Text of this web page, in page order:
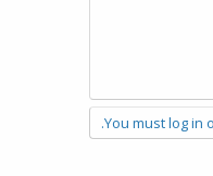
You must log in